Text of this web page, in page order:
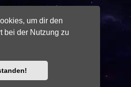
um dir den
bei der Nutzung zu
Übersetzung durchphpBB.de